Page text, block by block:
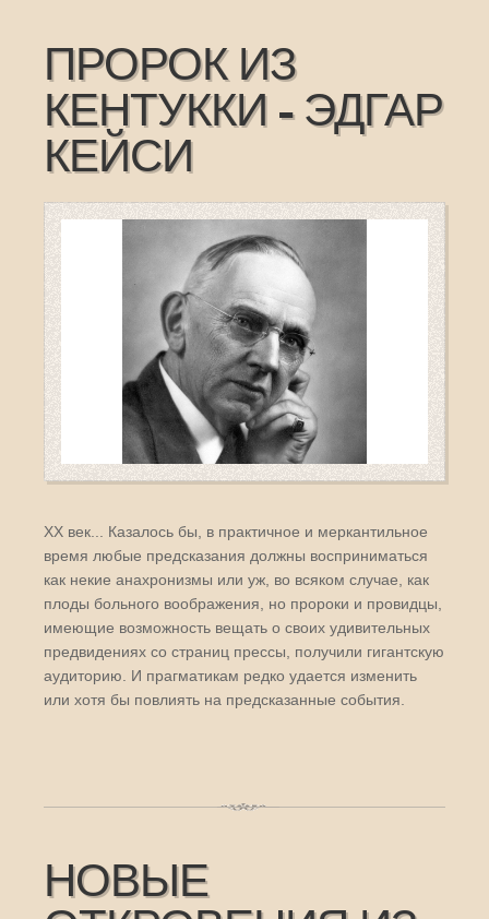
ПРОРОК ИЗ
КЕНТУККИ - ЭДГАР
КЕЙСИ
XX век... Казалось бы, в практичное и меркантильное
время любые предсказания должны восприниматься
как некие анахронизмы или уж, во всяком случае, как
плоды больного воображения, но пророки и провидцы,
имеющие возможность вещать о своих удивительных
предвидениях со страниц прессы, получили гигантскую
аудиторию. И прагматикам редко удается изменить
или хотя бы повлиять на предсказанные события.
НОВЫЕ